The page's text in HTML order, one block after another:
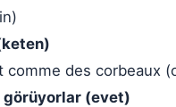
des corbeaux
görüyorlar (evet)